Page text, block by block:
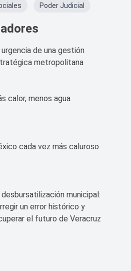
Poder Judicial
urgencia de una gestión
metropolitana
calor, menos agua
cada vez más caluroso
desbursatilización municipal:
un error histórico y
el futuro de Veracruz